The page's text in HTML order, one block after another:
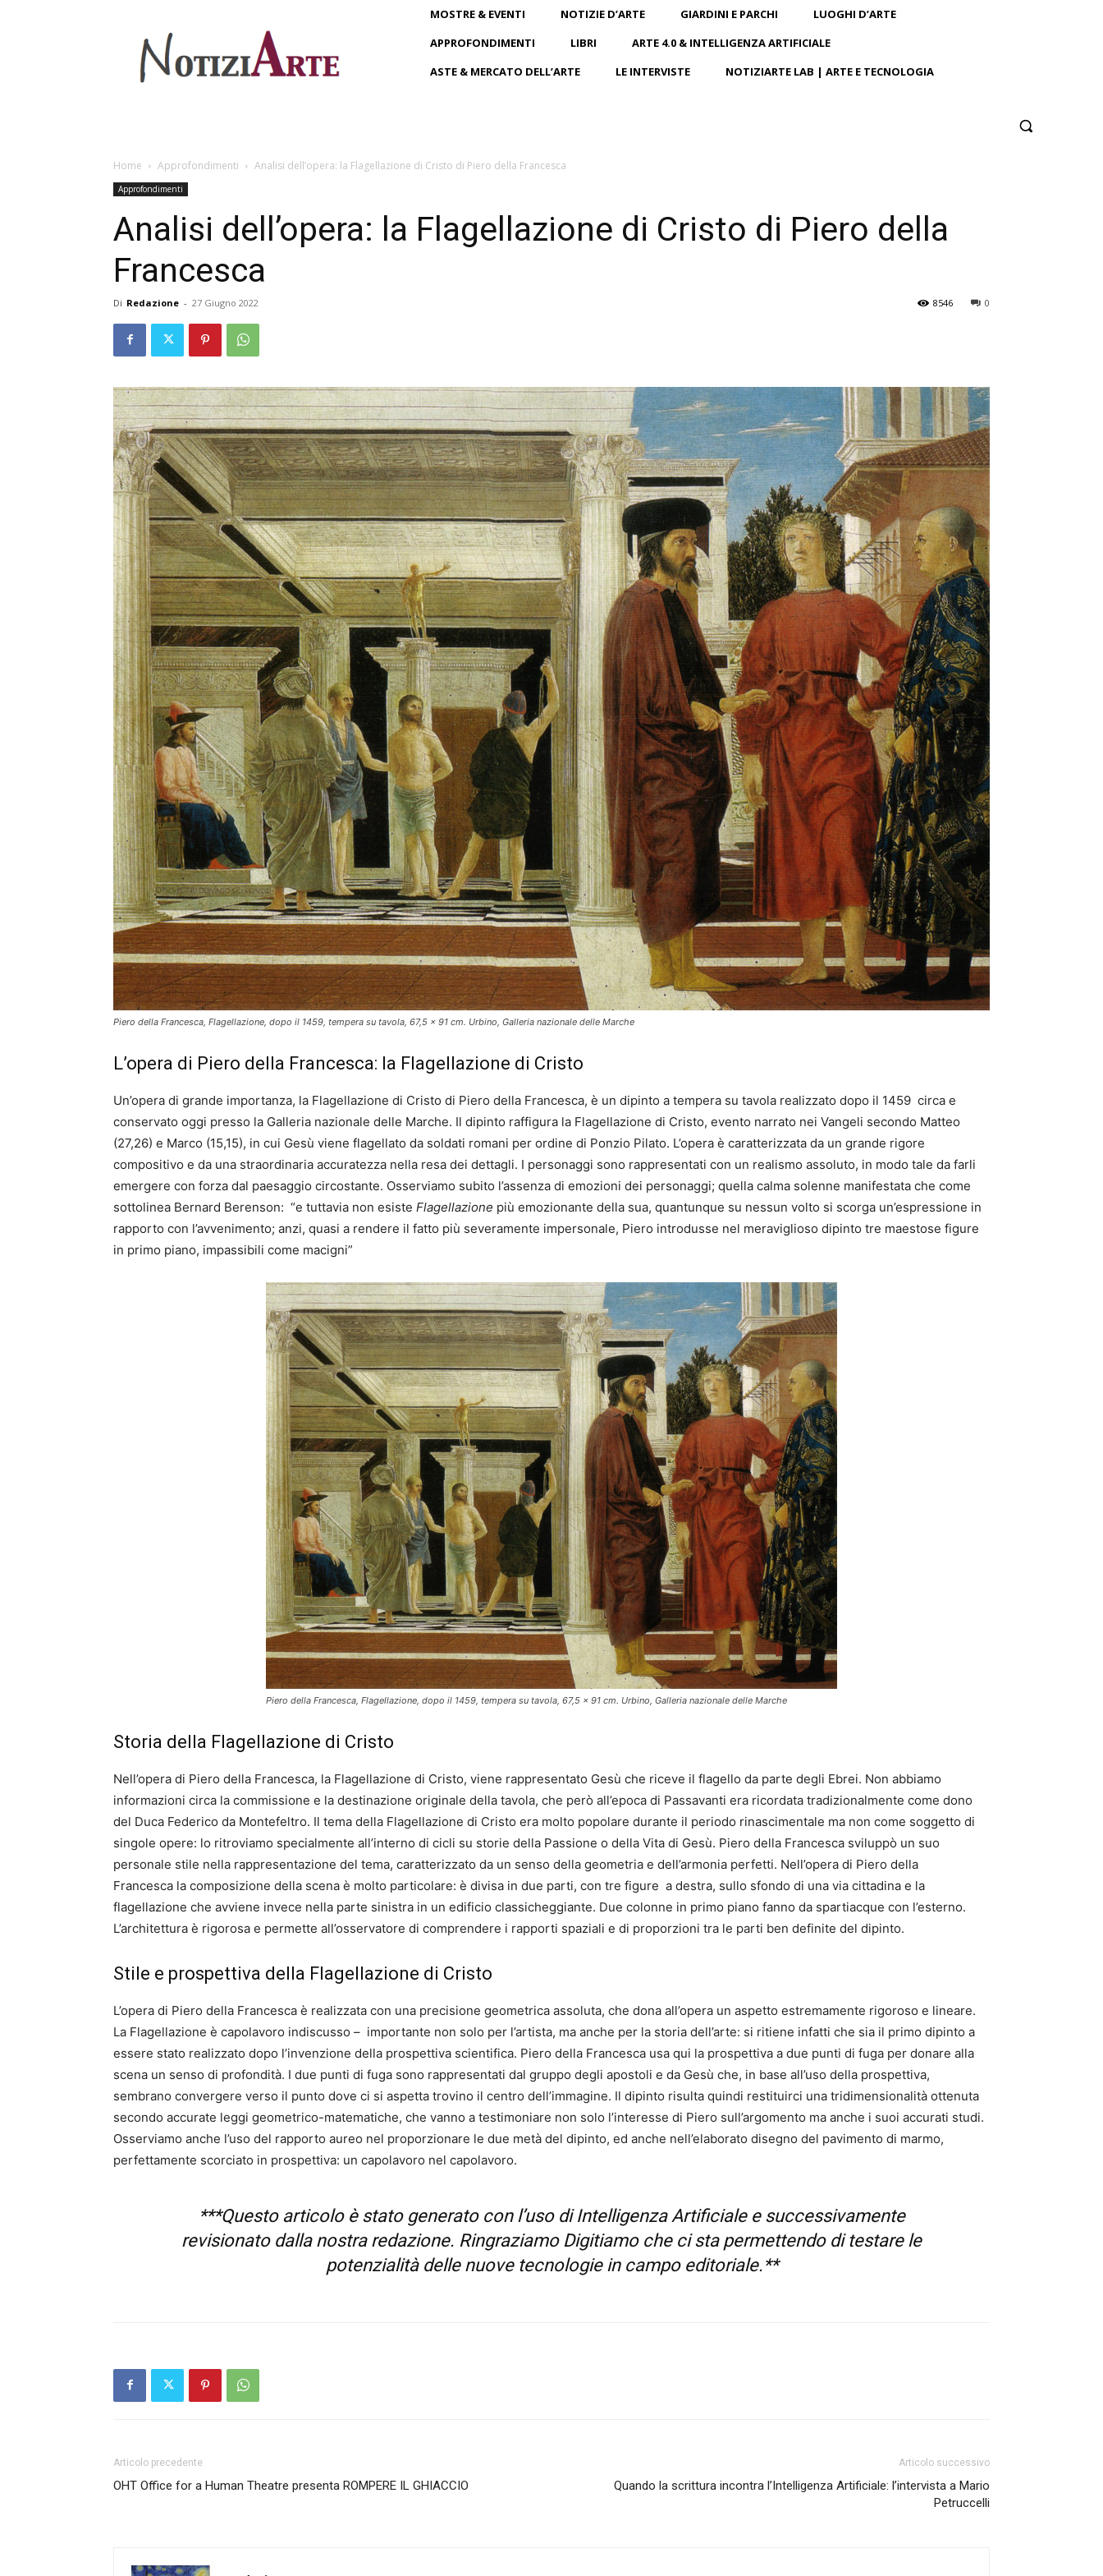
MOSTRE & EVENTI NOTIZIE D’ARTE GIARDINI E PARCHI
LUOGHI D’ARTE
APPROFONDIMENTI
LIBRI
ARTE 4.0 & INTELLIGENZA ARTIFICIALE
ASTE & MERCATO DELL’ARTE
LE INTERVISTE NOTIZIARTE LAB | ARTE E TECNOLOGIA
Home Approfondimenti Analisi dell’opera: la Flagellazione di Cristo di Piero della Francesca
Approfondimenti
Analisi dell’opera: la Flagellazione di Cristo di Piero della
Francesca
Di Redazione - 27 Giugno 2022 0
8546
Piero della Francesca, Flagellazione, dopo il 1459, tempera su tavola, 67,5 × 91 cm. Urbino, Galleria nazionale delle Marche
L’opera di Piero della Francesca: la Flagellazione di Cristo
Un’opera di grande importanza, la Flagellazione di Cristo di Piero della Francesca, è un dipinto a tempera su tavola realizzato dopo il 1459 circa e
conservato oggi presso la Galleria nazionale delle Marche. Il dipinto raffigura la Flagellazione di Cristo, evento narrato nei Vangeli secondo Matteo
(27,26) e Marco (15,15), in cui Gesù viene flagellato da soldati romani per ordine di Ponzio Pilato. L’opera è caratterizzata da un grande rigore
compositivo e da una straordinaria accuratezza nella resa dei dettagli. I personaggi sono rappresentati con un realismo assoluto, in modo tale da farli
emergere con forza dal paesaggio circostante. Osserviamo subito l’assenza di emozioni dei personaggi; quella calma solenne manifestata che come
sottolinea Bernard Berenson: “e tuttavia non esiste Flagellazione più emozionante della sua, quantunque su nessun volto si scorga un’espressione in
rapporto con l’avvenimento; anzi, quasi a rendere il fatto più severamente impersonale, Piero introdusse nel meraviglioso dipinto tre maestose figure
in primo piano, impassibili come macigni”
Piero della Francesca, Flagellazione, dopo il 1459, tempera su tavola, 67,5 × 91 cm. Urbino, Galleria nazionale delle Marche
Storia della Flagellazione di Cristo
Nell’opera di Piero della Francesca, la Flagellazione di Cristo, viene rappresentato Gesù che riceve il flagello da parte degli Ebrei. Non abbiamo
informazioni circa la commissione e la destinazione originale della tavola, che però all’epoca di Passavanti era ricordata tradizionalmente come dono
del Duca Federico da Montefeltro. Il tema della Flagellazione di Cristo era molto popolare durante il periodo rinascimentale ma non come soggetto di
singole opere: lo ritroviamo specialmente all’interno di cicli su storie della Passione o della Vita di Gesù. Piero della Francesca sviluppò un suo
personale stile nella rappresentazione del tema, caratterizzato da un senso della geometria e dell’armonia perfetti. Nell’opera di Piero della
Francesca la composizione della scena è molto particolare: è divisa in due parti, con tre figure a destra, sullo sfondo di una via cittadina e la
flagellazione che avviene invece nella parte sinistra in un edificio classicheggiante. Due colonne in primo piano fanno da spartiacque con l’esterno.
L’architettura è rigorosa e permette all’osservatore di comprendere i rapporti spaziali e di proporzioni tra le parti ben definite del dipinto.
Stile e prospettiva della Flagellazione di Cristo
L’opera di Piero della Francesca è realizzata con una precisione geometrica assoluta, che dona all’opera un aspetto estremamente rigoroso e lineare.
La Flagellazione è capolavoro indiscusso – importante non solo per l’artista, ma anche per la storia dell’arte: si ritiene infatti che sia il primo dipinto a
essere stato realizzato dopo l’invenzione della prospettiva scientifica. Piero della Francesca usa qui la prospettiva a due punti di fuga per donare alla
scena un senso di profondità. I due punti di fuga sono rappresentati dal gruppo degli apostoli e da Gesù che, in base all’uso della prospettiva,
sembrano convergere verso il punto dove ci si aspetta trovino il centro dell’immagine. Il dipinto risulta quindi restituirci una tridimensionalità ottenuta
secondo accurate leggi geometrico-matematiche, che vanno a testimoniare non solo l’interesse di Piero sull’argomento ma anche i suoi accurati studi.
Osserviamo anche l’uso del rapporto aureo nel proporzionare le due metà del dipinto, ed anche nell’elaborato disegno del pavimento di marmo,
perfettamente scorciato in prospettiva: un capolavoro nel capolavoro.
***Questo articolo è stato generato con l’uso di Intelligenza Artificiale e successivamente
revisionato dalla nostra redazione. Ringraziamo Digitiamo che ci sta permettendo di testare le
potenzialità delle nuove tecnologie in campo editoriale.**
Articolo precedente
OHT Office for a Human Theatre presenta ROMPERE IL GHIACCIO
Articolo successivo
Quando la scrittura incontra l’Intelligenza Artificiale: l’intervista a Mario
Petruccelli